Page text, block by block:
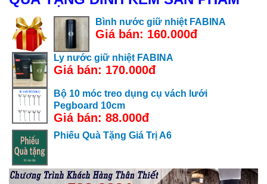
Bình nước giữ nhiệt FABINA
Giá bán: 160.000đ
Ly nước giữ nhiệt FABINA
Giá bán: 170.000đ
Bộ 10 móc treo dụng cụ vách lưới
Pegboard 10cm
Giá bán: 88.000đ
Phiếu Quà Tặng Giá Trị A6